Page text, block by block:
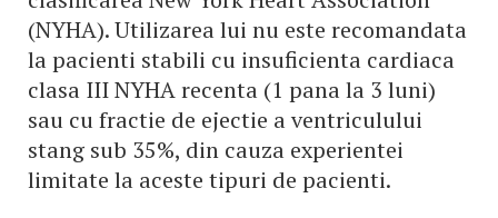
(NYHA). Utilizarea lui nu este recomandata
la pacienti stabili cu insuficienta cardiaca
clasa III NYHA recenta (1 pana la 3 luni)
sau cu fractie de ejectie a ventriculului
stang sub 35%, din cauza experientei
limitate la aceste tipuri de pacienti.